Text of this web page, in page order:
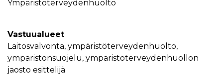
Ympäristöterveydenhuolto
Vastuualueet
laitosvalvonta, ympäristöterveydenhuolto,
ympäristönsuojelu, ympäristöterveydenhuollon
jaosto esittelijä